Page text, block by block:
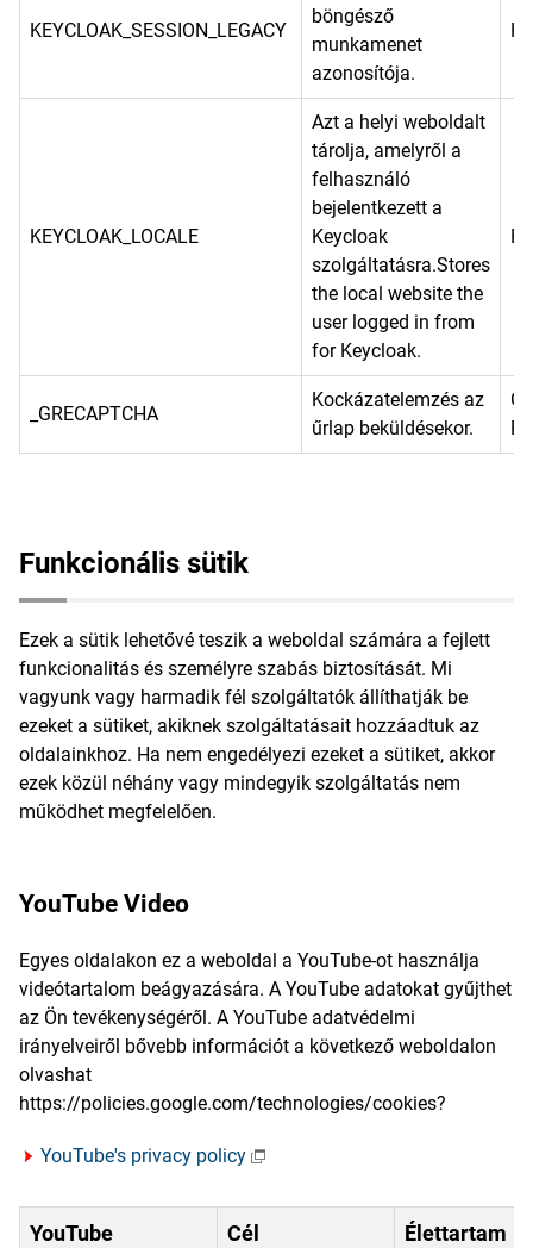
KEYCLOAK_SESSION_LEGACY
böngésző
munkamenet
azonosítója.
KEYCLOAK_LOCALE
Azt a helyi weboldalt
tárolja, amelyről a
felhasználó
bejelentkezett a
Keycloak
szolgáltatásra.Stores
the local website the
user logged in from
for Keycloak.
_GRECAPTCHA
Kockázatelemzés az
űrlap beküldésekor.
Funkcionális sütik
Ezek a sütik lehetővé teszik a weboldal számára a fejlett
funkcionalitás és személyre szabás biztosítását. Mi
vagyunk vagy harmadik fél szolgáltatók állíthatják be
ezeket a sütiket, akiknek szolgáltatásait hozzáadtuk az
oldalainkhoz. Ha nem engedélyezi ezeket a sütiket, akkor
ezek közül néhány vagy mindegyik szolgáltatás nem
működhet megfelelően.
YouTube Video
Egyes oldalakon ez a weboldal a YouTube-ot használja
videótartalom beágyazására. A YouTube adatokat gyűjthet
az Ön tevékenységéről. A YouTube adatvédelmi
irányelveiről bővebb információt a következő weboldalon
olvashat
https://policies.google.com/technologies/cookies?
YouTube's privacy policy
YouTube Cél Élettartam